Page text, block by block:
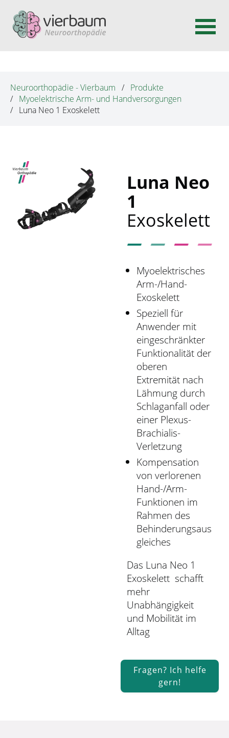
Neuroorthopädie - Vierbaum
Produkte
Myoelektrische Arm- und Handversorgungen
Luna Neo 1 Exoskelett
Luna Neo
1
Exoskelett
Myoelektrisches
Arm-/Hand-
Exoskelett
Speziell für
Anwender mit
eingeschränkter
Funktionalität der
oberen
Extremität nach
Lähmung durch
Schlaganfall oder
einer Plexus-
Brachialis-
Verletzung
Kompensation
von verlorenen
Hand-/Arm-
Funktionen im
Rahmen des
Behinderungsaus
gleiches
Das Luna Neo 1
Exoskelett schafft
mehr
Unabhängigkeit
und Mobilität im
Alltag
Fragen? Ich helfe
gern!